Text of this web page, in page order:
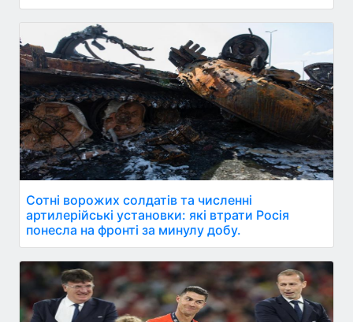
Сотні ворожих солдатів та численні
артилерійські установки: які втрати Росія
понесла на фронті за минулу добу.